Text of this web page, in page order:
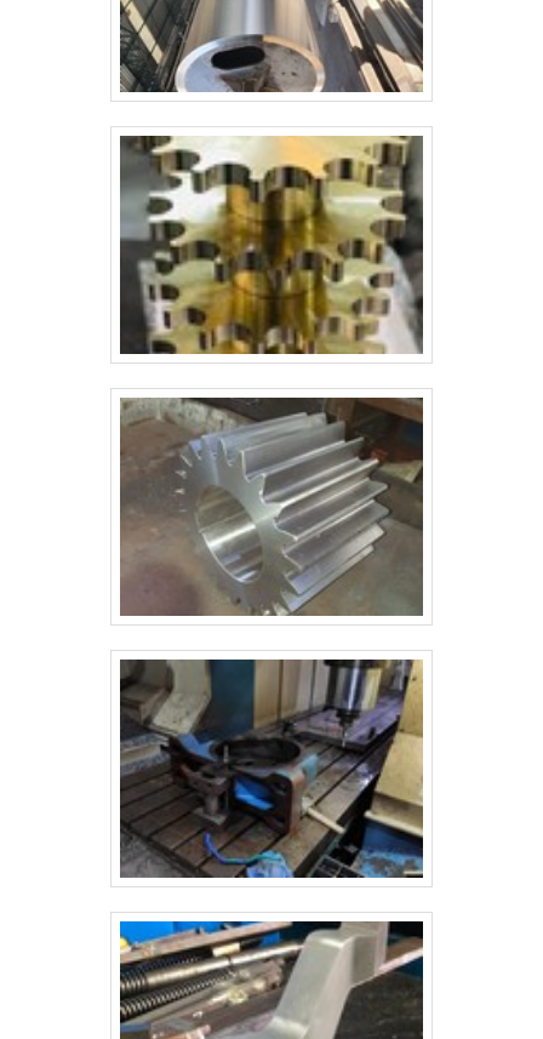
atender com muita eficiência e responsabilidade
seus clientes e colaboradores e responsável,
características possíveis por ter escritório de alta
13.000m² de planta industrial. A MELHOR EMPRESA
EM VENDAS DE FILTROS DE MANGASomente na
SECAMAQ é possível encontrar a solução para
quem busca filtro de mangas. São diversas opções
de itens oferecidos, como caldeira a lenha e
secador de madeira. Tudo isso, somado a um time
com staff com mais de 200 profissionais
contratados diretamente e equipe eficiente,
garante a melhor experiência para os clientes com
qualidade..